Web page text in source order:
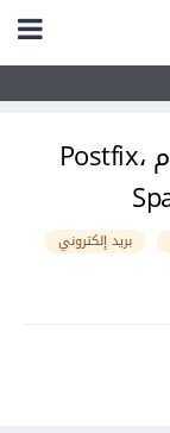
كيفية إعداد خادوم بريد باستخدام Postfix،
بريد إلكتروني